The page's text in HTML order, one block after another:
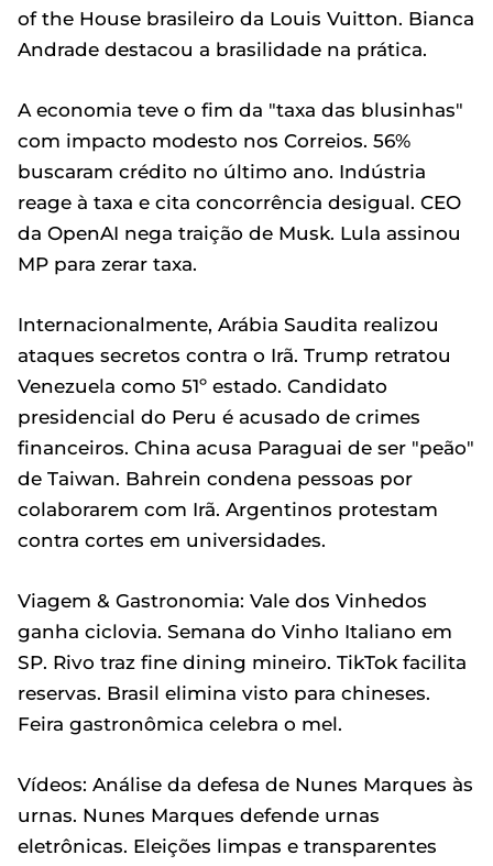
of the House brasileiro da Louis Vuitton. Bianca
Andrade destacou a brasilidade na prática.
A economia teve o fim da "taxa das blusinhas"
com impacto modesto nos Correios. 56%
buscaram crédito no último ano. Indústria
reage à taxa e cita concorrência desigual. CEO
da OpenAI nega traição de Musk. Lula assinou
MP para zerar taxa.
Internacionalmente, Arábia Saudita realizou
ataques secretos contra o Irã. Trump retratou
Venezuela como 51º estado. Candidato
presidencial do Peru é acusado de crimes
financeiros. China acusa Paraguai de ser "peão"
de Taiwan. Bahrein condena pessoas por
colaborarem com Irã. Argentinos protestam
contra cortes em universidades.
Viagem & Gastronomia: Vale dos Vinhedos
ganha ciclovia. Semana do Vinho Italiano em
SP. Rivo traz fine dining mineiro. TikTok facilita
reservas. Brasil elimina visto para chineses.
Feira gastronômica celebra o mel.
Vídeos: Análise da defesa de Nunes Marques às
urnas. Nunes Marques defende urnas
eletrônicas. Eleições limpas e transparentes